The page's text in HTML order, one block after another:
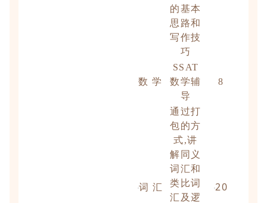
的基本
思路和
写作技
巧
数 学
SSAT
数学辅
导
8
词 汇
通过打
包的方
式,讲
解同义
词汇和
类比词
汇及逻
20